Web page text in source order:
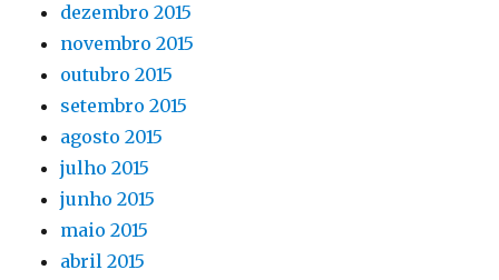
dezembro 2015
novembro 2015
outubro 2015
setembro 2015
agosto 2015
julho 2015
junho 2015
maio 2015
abril 2015